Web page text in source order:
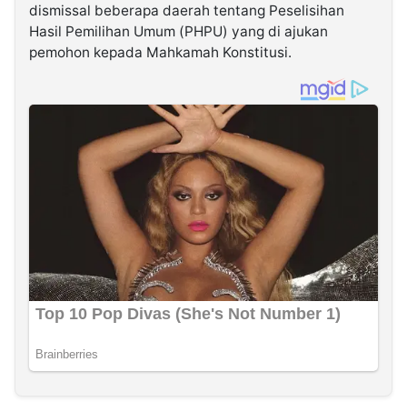
dismissal beberapa daerah tentang Peselisihan
Hasil Pemilihan Umum (PHPU) yang di ajukan
pemohon kepada Mahkamah Konstitusi.